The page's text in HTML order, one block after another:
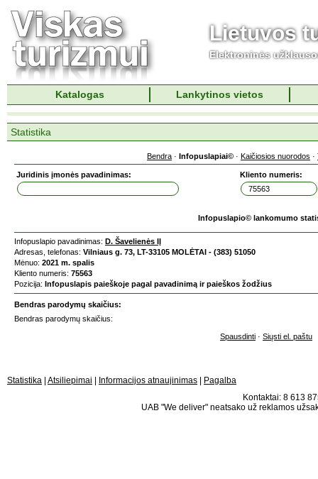
Lietuvos
Elektroninės
Katalogas Lankytinos vietos
Statistika
Bendra · Infopuslapiai© · Kaičiosios nuorodos ·
Juridinis įmonės pavadinimas: Kliento numeris:
Infopuslapio© lankomumo
Infopuslapio pavadinimas: D. Šavelienės IĮ
Adresas, telefonas: Vilniaus g. 73, LT-33105 MOLĖTAI - (383) 51050
Mėnuo: 2021 m. spalis
Kliento numeris: 75563
Pozicija: Infopuslapis paieškoje pagal pavadinimą ir paieškos žodžius
Bendras parodymų skaičius:
Bendras parodymų skaičius:
Spausdinti · Siųsti el. paštu
Statistika Atsiliepimai Informacijos atnaujinimas
Pagalba
Kontaktai: 8 613
UAB "We deliver" neatsako už reklamos